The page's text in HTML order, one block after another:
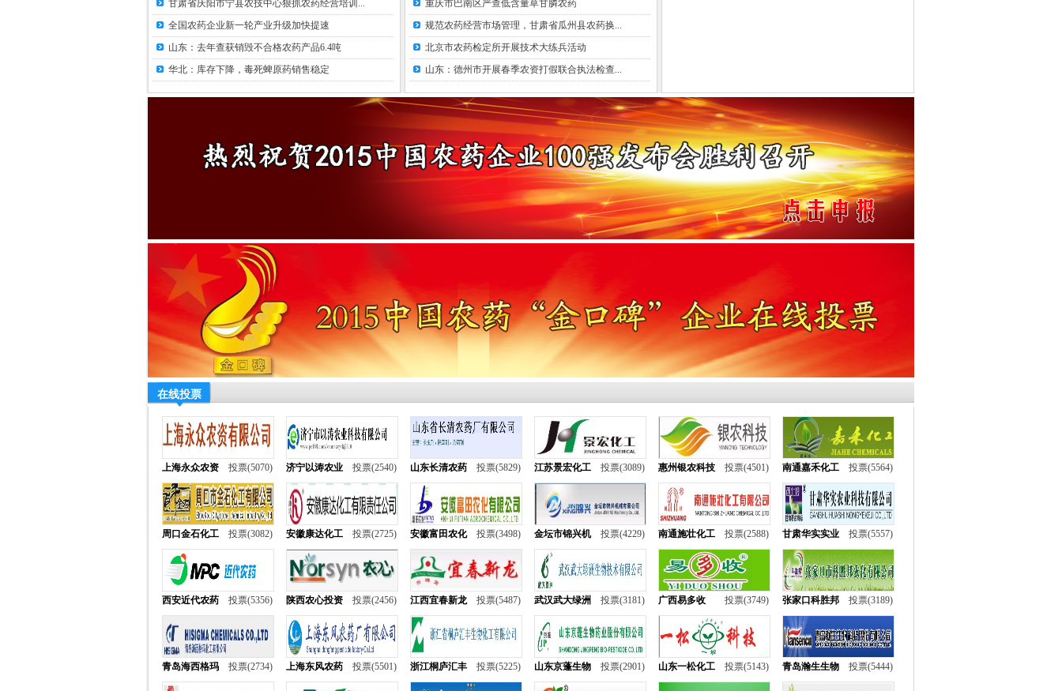
数字网、卡维资讯、世易化工网、民工网、万隆证券
网、
中国农资网、中华磷化工网、中国化工资讯网、中国
农药企业网 、
中国肥料企业网、万客化工论坛、中国农业网、
安宁生活网、环渤海区域信息网
甘肃省庆阳市宁县农技中心狠抓农药经营培训...
全国农药企业新一轮产业升级加快提速
山东：去年查获销毁不合格农药产品6.4吨
华北：库存下降，毒死蜱原药销售稳定
重庆市巴南区严查低含量草甘膦农药
规范农药经营市场管理，甘肃省瓜州县农药换...
北京市农药检定所开展技术大练兵活动
山东：德州市开展春季农资打假联合执法检查...
在线投票
上海永众农资 投票(5070) 济宁以涛农业 投票(2540) 山东长清农药 投票(5829) 江苏景宏化工 投票(3089) 惠州银农科技 投票(4501) 南通嘉禾化工 投票(5564)
周口金石化工 投票(3082) 安徽康达化工 投票(2725) 安徽富田农化 投票(3498) 金坛市锦兴机 投票(4229) 南通施壮化工 投票(2588) 甘肃华实实业 投票(5557)
西安近代农药 投票(5356) 陕西农心投资 投票(2456) 江西宜春新龙 投票(5487) 武汉武大绿洲 投票(3181) 广西易多收 投票(3749) 张家口科胜邦 投票(3189)
青岛海西格玛 投票(2734) 上海东风农药 投票(5501) 浙江桐庐汇丰 投票(5225) 山东京蓬生物 投票(2901) 山东一松化工 投票(5143) 青岛瀚生生物 投票(5444)